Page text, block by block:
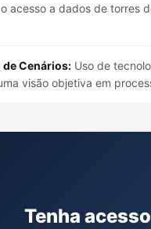
acesso a dados de torres
Cenários: Uso de
visão objetiva em
Tenha